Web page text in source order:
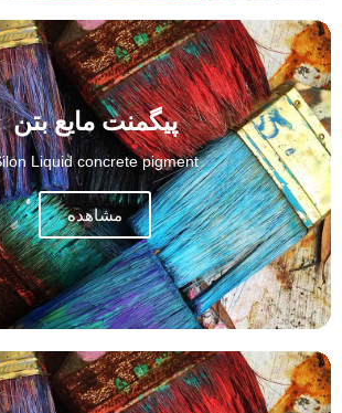
پیگمنت مایع بتن
Silon Liquid concrete pigment
مشاهده